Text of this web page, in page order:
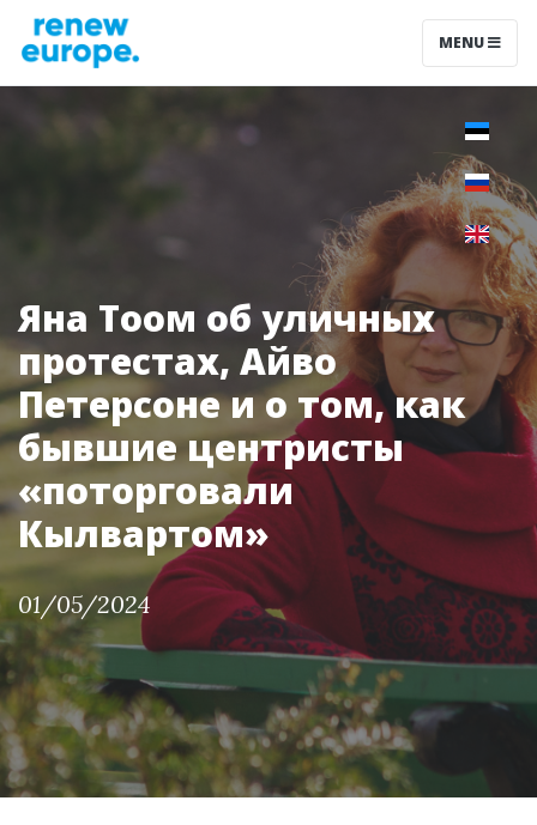
MENU
Яна Тоом об уличных
протестах, Айво
Петерсоне и о том, как
бывшие центристы
«поторговали
Кылвартом»
01/05/2024